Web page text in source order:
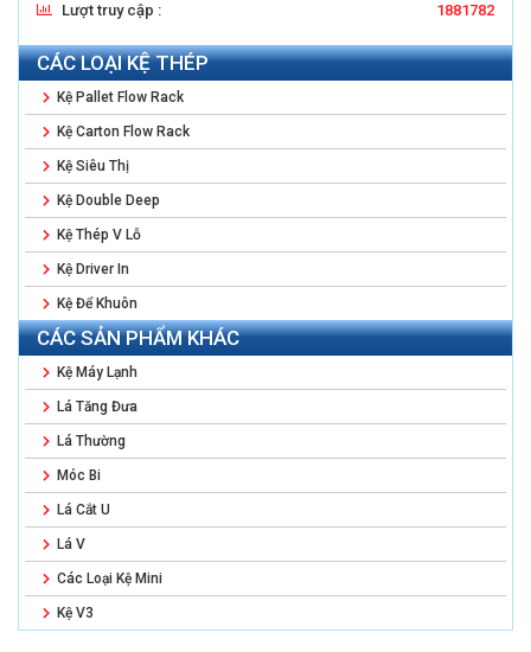
Lượt truy cập :
1881782
CÁC LOẠI KỆ THÉP
Kệ Pallet Flow Rack
Kệ Carton Flow Rack
Kệ Siêu Thị
Kệ Double Deep
Kệ Thép V Lỗ
Kệ Driver In
Kệ Để Khuôn
CÁC SẢN PHẨM KHÁC
Kệ Máy Lạnh
Lá Tăng Đưa
Lá Thường
Móc Bi
Lá Cắt U
Lá V
Các Loại Kệ Mini
Kệ V3